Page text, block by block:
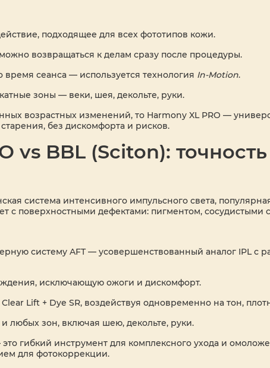
подходящее для всех фототипов кожи.
возвращаться к делам сразу после процедуры.
сеанса — используется технология In-Motion.
зоны — веки, шея, декольте, руки.
возрастных изменений, то Harmony XL PRO —
без дискомфорта и рисков.
vs BBL (Sciton):
система интенсивного импульсного света,
с поверхностными дефектами: пигментом, сосудистыми
систему AFT — усовершенствованный аналог IPL
исключающую ожоги и дискомфорт.
Lift + Dye SR, воздействуя одновременно на тон,
любых зон, включая шею, декольте, руки.
гибкий инструмент для комплексного ухода и
для фотокоррекции.